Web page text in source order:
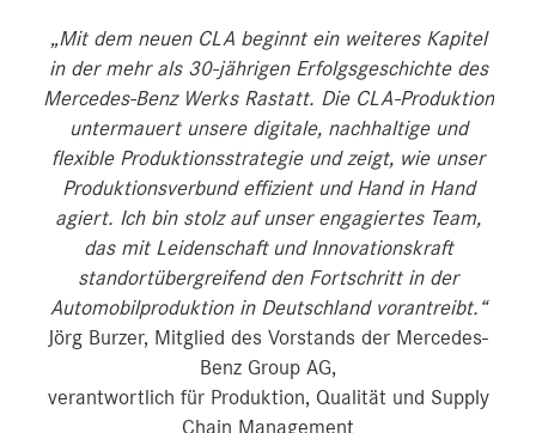
„Mit dem neuen CLA beginnt ein weiteres Kapitel
in der mehr als 30-jährigen Erfolgsgeschichte des
Mercedes-Benz Werks Rastatt. Die CLA-Produktion
untermauert unsere digitale, nachhaltige und
flexible Produktionsstrategie und zeigt, wie unser
Produktionsverbund effizient und Hand in Hand
agiert. Ich bin stolz auf unser engagiertes Team,
das mit Leidenschaft und Innovationskraft
standortübergreifend den Fortschritt in der
Automobilproduktion in Deutschland vorantreibt.“
Jörg Burzer, Mitglied des Vorstands der Mercedes-
Benz Group AG,
verantwortlich für Produktion, Qualität und Supply
Chain Management